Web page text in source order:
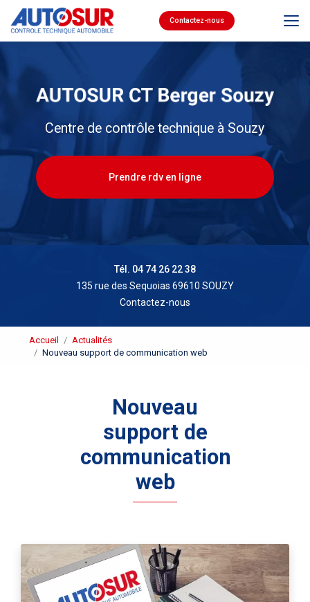
contenu
Contactez-nous
Centre de contrôle technique à Souzy
Prendre rdv en ligne
Tél. 04 74 26 22 38
135 rue des Sequoias 69610 SOUZY
Contactez-nous
Accueil
Actualités
Nouveau support de communication web
Nouveau
support de
communication
web